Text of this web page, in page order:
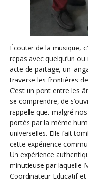
Écouter de la musique,
repas avec quelqu’un
acte de partage, un
traverse les frontières
C’est un pont entre les
se comprendre, de
rappelle que, malgré
portés par la même
universelles. Elle fait
cette expérience
Un expérience
minutieuse par laquelle
Coordinateur Educatif et